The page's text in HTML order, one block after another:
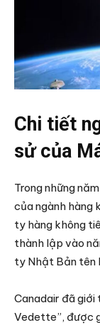
Chi tiết
sử của
Trong những
của ngành hàng
ty hàng không
thành lập vào
ty Nhật Bản tên
Canadair đã giới
Vedette”, được